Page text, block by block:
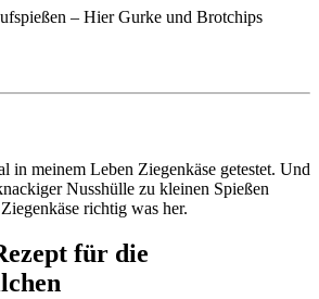
– Hier Gurke und Brotchips
in meinem Leben Ziegenkäse getestet. Und
Nusshülle zu kleinen Spießen
richtig was her.
für die